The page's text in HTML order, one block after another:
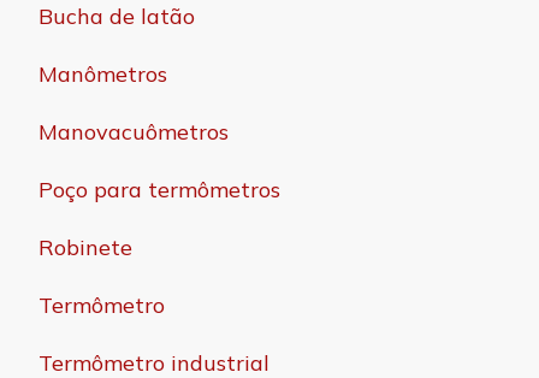
Bucha de latão
Manômetros
Manovacuômetros
Poço para termômetros
Robinete
Termômetro
Termômetro industrial